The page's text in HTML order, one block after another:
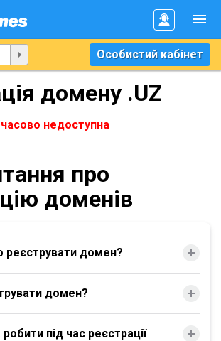
Особистий кабінет
домену .UZ
недоступна
про
доменів
реєструвати домен?
домен?
під час реєстрації